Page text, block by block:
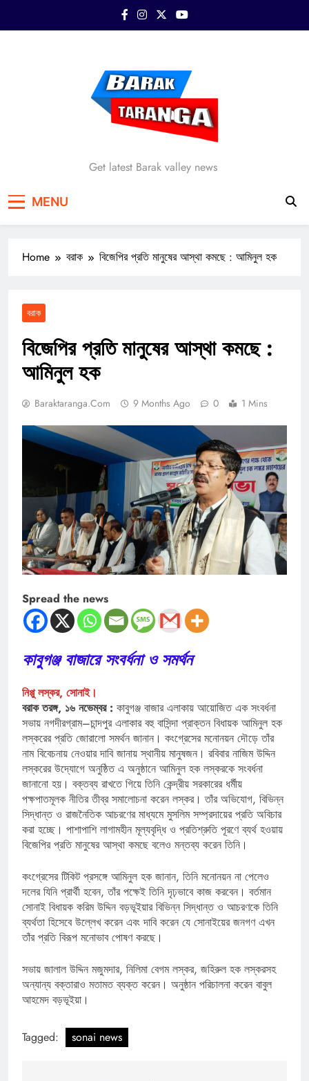
Barak Taranga
Get latest Barak valley news
MENU
Home বরাক বিজেপির প্রতি মানুষের আস্থা কমছে : আমিনুল হক
বরাক
বিজেপির প্রতি মানুষের আস্থা কমছে :
আমিনুল হক
Baraktaranga.com 9 Months Ago 0 1 Mins
Spread the news
কাবুগঞ্জ বাজারে সংবর্ধনা ও সমর্থন
নিপ্পু লস্কর, সোনাই।
বরাক তরঙ্গ, ১৬ নভেম্বর : কাবুগঞ্জ বাজার এলাকায় আয়োজিত এক সংবর্ধনা
সভায় নগদীরগ্রাম–চান্দপুর এলাকার বহু বাসিন্দা প্রাক্তন বিধায়ক আমিনুল হক
লস্করের প্রতি জোরালো সমর্থন জানান। কংগ্রেসের মনোনয়ন দৌড়ে তাঁর
নাম বিবেচনায় নেওয়ার দাবি জানায় স্থানীয় মানুষজন। রবিবার নাজিম উদ্দিন
লস্করের উদ্যোগে অনুষ্ঠিত এ অনুষ্ঠানে আমিনুল হক লস্করকে সংবর্ধনা
জানানো হয়। বক্তব্য রাখতে গিয়ে তিনি কেন্দ্রীয় সরকারের ধর্মীয়
পক্ষপাতমূলক নীতির তীব্র সমালোচনা করেন লস্কর। তাঁর অভিযোগ, বিভিন্ন
সিদ্ধান্ত ও রাজনৈতিক আচরণের মাধ্যমে মুসলিম সম্প্রদায়ের প্রতি অবিচার
করা হচ্ছে। পাশাপাশি লাগামহীন মূল্যবৃদ্ধি ও প্রতিশ্রুতি পূরণে ব্যর্থ হওয়ায়
বিজেপির প্রতি মানুষের আস্থা কমছে বলেও মন্তব্য করেন তিনি।
কংগ্রেসের টিকিট প্রসঙ্গে আমিনুল হক জানান, তিনি মনোনয়ন না পেলেও
দলের যিনি প্রার্থী হবেন, তাঁর পক্ষেই তিনি দৃঢ়ভাবে কাজ করবেন। বর্তমান
সোনাই বিধায়ক করিম উদ্দিন বড়ভূইয়ার বিভিন্ন সিদ্ধান্ত ও আচরণকে তিনি
ব্যর্থতা হিসেবে উল্লেখ করেন এবং দাবি করেন যে সোনাইয়ের জনগণ এখন
তাঁর প্রতি বিরূপ মনোভাব পোষণ করছে।
সভায় জালাল উদ্দিন মজুমদার, নিলিমা বেগম লস্কর, জহিরুল হক লস্করসহ
অন্যান্য বক্তারাও মতামত ব্যক্ত করেন। অনুষ্ঠান পরিচালনা করেন বাবুল
আহমেদ বড়ভূইয়া।
Tagged: sonai news